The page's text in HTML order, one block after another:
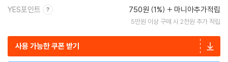
YES포인트 750원 (1%) 마니아추가적립
5만원 이상 구매 시 2천원 추가 적립
사용 가능한 쿠폰 받기